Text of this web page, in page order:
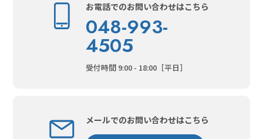
お電話でのお問い合わせはこちら
048-993-
4505
受付時間 9:00 - 18:00［平日］
メールでのお問い合わせはこちら